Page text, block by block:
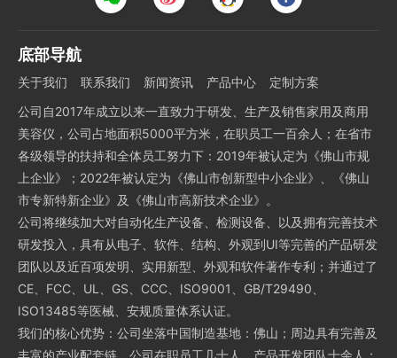
底部导航
关于我们 联系我们 新闻资讯 产品中心
定制方案
公司自2017年成立以来一直致力于研发、生产及销售家用及商用
美容仪，公司占地面积5000平方米，在职员工一百余人；在省市
各级领导的扶持和全体员工努力下：2019年被认定为《佛山市规
上企业》；2022年被认定为《佛山市创新型中小企业》、《佛山
市专新特新企业》及《佛山市高新技术企业》。
公司将继续加大对自动化生产设备、检测设备、以及拥有完善技术
研发投入，具有从电子、软件、结构、外观到UI等完善的产品研发
团队以及近百项发明、实用新型、外观和软件著作专利；并通过了
CE、FCC、UL、GS、CCC、ISO9001、GB/T29490、
ISO13485等医械、安规质量体系认证。
我们的核心优势：公司坐落中国制造基地：佛山；周边具有完善及
丰富的产业配套链，公司在职员工几十人，产品开发团队十余人；